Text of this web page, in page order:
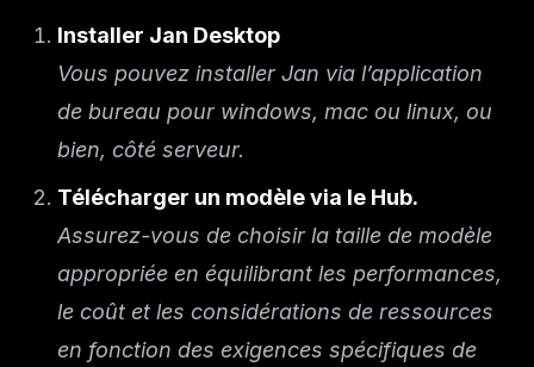
Installer Jan Desktop
Vous pouvez installer Jan via l’application
de bureau pour windows, mac ou linux, ou
bien, côté serveur.
Télécharger un modèle via le Hub.
Assurez-vous de choisir la taille de modèle
appropriée en équilibrant les performances,
le coût et les considérations de ressources
en fonction des exigences spécifiques de